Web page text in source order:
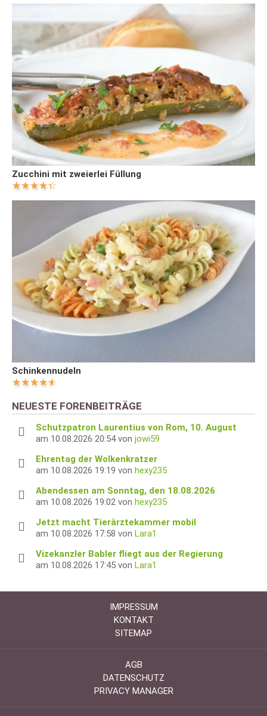
Zucchini mit zweierlei Füllung
Schinkennudeln
NEUESTE FORENBEITRÄGE
Schutzpatron Laurentius von Rom, 10. August
am 10.08.2026 20:54 von jowi59
Ehrentag der Wolkenkratzer
am 10.08.2026 19:19 von hexy235
Abendessen am Sonntag, den 18.08.2026
am 10.08.2026 19:02 von hexy235
Jetzt macht Tierärztekammer mobil
am 10.08.2026 17:58 von Lara1
Vizekanzler Babler fliegt aus der Regierung
am 10.08.2026 17:45 von Lara1
IMPRESSUM
KONTAKT
SITEMAP
AGB
DATENSCHUTZ
PRIVACY MANAGER